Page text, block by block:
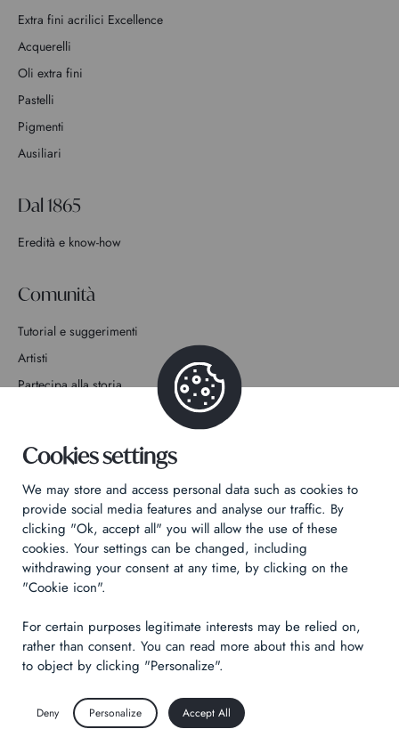
Extra fini acrilici Excellence
Acquerelli
Oli extra fini
Pastelli
Pigmenti
Ausiliari
Dal 1865
Eredità e know-how
Comunità
Tutorial e suggerimenti
Artisti
Partecipa alla storia
Informativa sulla privacy
Informazioni legali
Technical & Legal informations
Made byIzhak
Cookies settings
We may store and access personal data such as cookies to
provide social media features and analyse our traffic. By
clicking "Ok, accept all" you will allow the use of these
cookies. Your settings can be changed, including
withdrawing your consent at any time, by clicking on the
"Cookie icon".
For certain purposes legitimate interests may be relied on,
rather than consent. You can read more about this and how
to object by clicking "Personalize".
Deny Personalize Accept All